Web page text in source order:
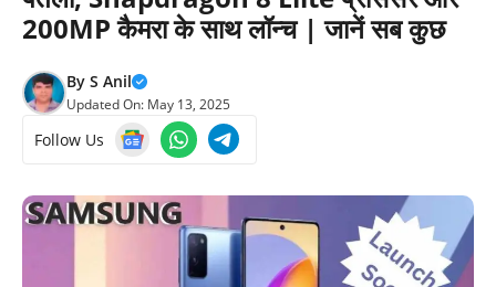
200MP कैमरा के साथ लॉन्च | जानें सब कुछ
By S Anil
Updated On: May 13, 2025
Follow Us